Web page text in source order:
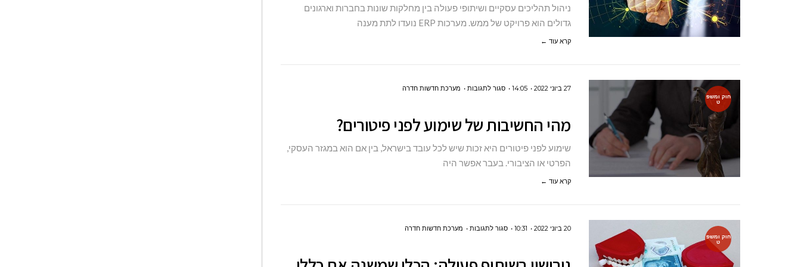
ניהול תהליכים עסקיים ושיתופי פעולה בין מחלקות שונות בחברות וארגונים
גדולים הוא פרויקט של ממש. מערכות ERP נועדו לתת מענה
קרא עוד ←
חוק ומשפ
ט
27 ביוני 2022 14:05 סגור לתגובותעל
החשיבות
מערכת חדשות חדרה
מהי החשיבות של שימוע לפני פיטורים?
שימוע לפני פיטורים היא זכות שיש לכל עובד בישראל, בין אם הוא במגזר העסקי,
הפרטי או הציבורי. בעבר אפשר היה
קרא עוד ←
חוק ומשפ
ט
20 ביוני 2022 10:31 סגור לתגובותעל
בשיתוף
מערכת חדשות חדרה